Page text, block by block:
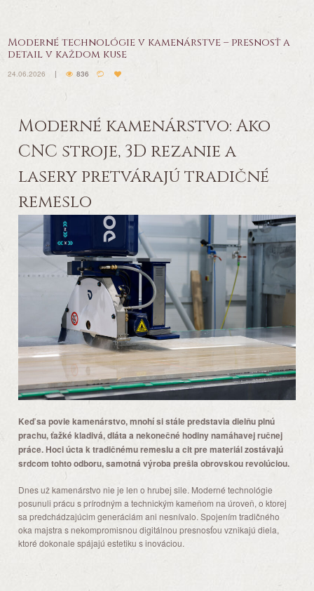
Moderné technológie v kamenárstve – presnosť a
detail v každom kuse
24.06.2026 836
Moderné kamenárstvo: Ako
CNC stroje, 3D rezanie a
lasery pretvárajú tradičné
remeslo
Keď sa povie kamenárstvo, mnohí si stále predstavia dielňu plnú
prachu, ťažké kladivá, dláta a nekonečné hodiny namáhavej ručnej
práce. Hoci úcta k tradičnému remeslu a cit pre materiál zostávajú
srdcom tohto odboru, samotná výroba prešla obrovskou revolúciou.
Dnes už kamenárstvo nie je len o hrubej sile. Moderné technológie
posunuli prácu s prírodným a technickým kameňom na úroveň, o ktorej
sa predchádzajúcim generáciám ani nesnívalo. Spojením tradičného
oka majstra s nekompromisnou digitálnou presnosťou vznikajú diela,
ktoré dokonale spájajú estetiku s inováciou.